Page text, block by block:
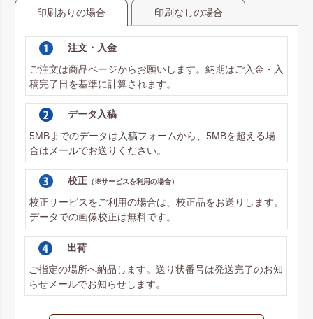
印刷ありの場合 印刷なしの場合
注文・入金
ご注文は商品ページからお願いします。納期はご入金・入
稿完了日を基準に計算されます。
データ入稿
5MBまでのデータは入稿フォームから、5MBを超える場
合はメールでお送りください。
校正（※サービスを利用の場合）
校正サービスをご利用の場合は、校正品をお送りします。
データでの画像校正は無料です。
出荷
ご指定の場所へ納品します。送り状番号は発送完了のお知
らせメールでお知らせします。